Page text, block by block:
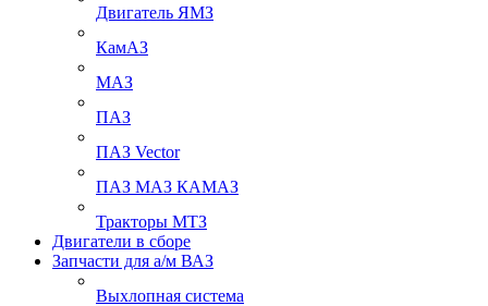
Двигатель ЯМЗ
КамАЗ
МАЗ
ПАЗ
ПАЗ Vector
ПАЗ МАЗ КАМАЗ
Тракторы МТЗ
Двигатели в сборе
Запчасти для а/м ВАЗ
Выхлопная система